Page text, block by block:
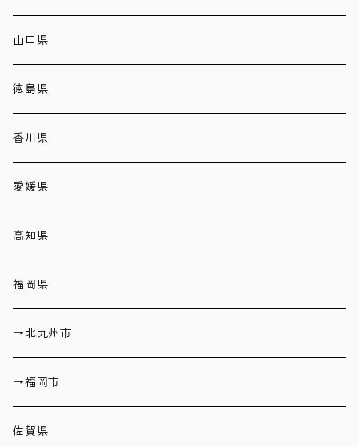
山口県
徳島県
香川県
愛媛県
高知県
福岡県
→北九州市
→福岡市
佐賀県